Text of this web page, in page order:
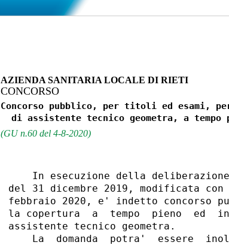
AZIENDA SANITARIA LOCALE DI RIETI
CONCORSO
Concorso pubblico, per titoli ed esami,
(GU n.60 del 4-8-2020)
In esecuzione della
del 31 dicembre 2019, modificata
febbraio 2020, e' indetto concorso
la copertura  a  tempo  pieno  ed
assistente tecnico geometra.
La  domanda  potra'  essere